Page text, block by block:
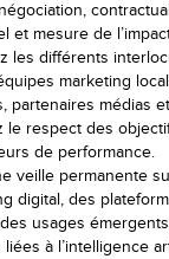
et mesure de
les différents
marketing
partenaires médias
le respect des
de performance.
veille permanente
digital, des
des usages
liées à l’intelligence